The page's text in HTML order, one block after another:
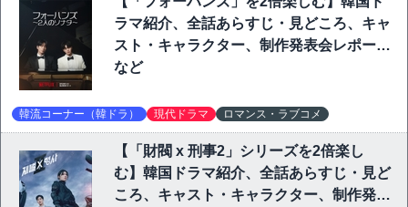
ラマ紹介、全話あらすじ・見どころ、キャ
スト・キャラクター、制作発表会レポート
など
韓流コーナー（韓ドラ） 現代ドラマ ロマンス・ラブコメ
【「財閥 x 刑事2」シリーズを2倍楽し
む】韓国ドラマ紹介、全話あらすじ・見ど
ころ、キャスト・キャラクター、制作発表